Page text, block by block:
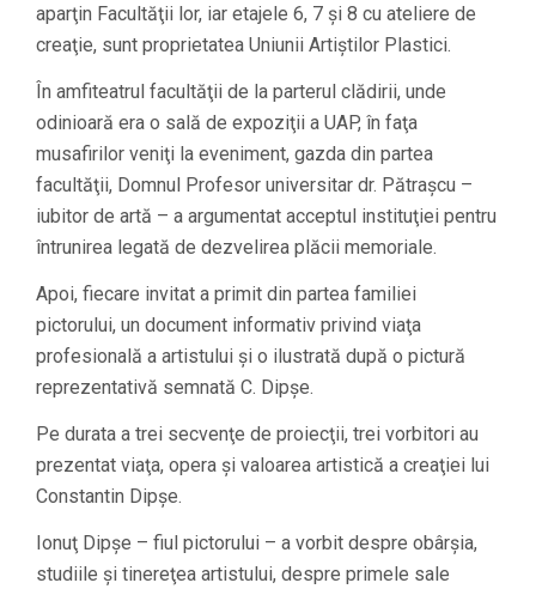
aparţin Facultăţii lor, iar etajele 6, 7 şi 8 cu ateliere de
creaţie, sunt proprietatea Uniunii Artiştilor Plastici.
În amfiteatrul facultăţii de la parterul clădirii, unde
odinioară era o sală de expoziţii a UAP, în faţa
musafirilor veniţi la eveniment, gazda din partea
facultăţii, Domnul Profesor universitar dr. Pătraşcu –
iubitor de artă – a argumentat acceptul instituţiei pentru
întrunirea legată de dezvelirea plăcii memoriale.
Apoi, fiecare invitat a primit din partea familiei
pictorului, un document informativ privind viaţa
profesională a artistului şi o ilustrată după o pictură
reprezentativă semnată C. Dipşe.
Pe durata a trei secvenţe de proiecţii, trei vorbitori au
prezentat viaţa, opera şi valoarea artistică a creaţiei lui
Constantin Dipşe.
Ionuţ Dipşe – fiul pictorului – a vorbit despre obârşia,
studiile şi tinereţea artistului, despre primele sale